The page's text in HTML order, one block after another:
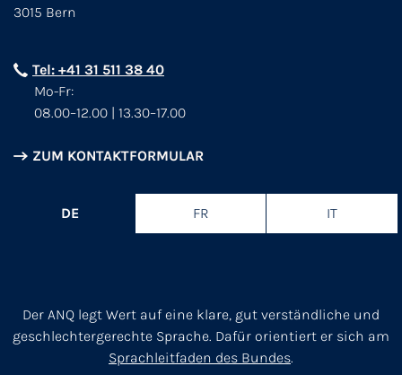
3015 Bern
Tel: +41 31 511 38 40
Mo-Fr:
08.00–12.00 | 13.30–17.00
ZUM KONTAKTFORMULAR
DE FR IT
Der ANQ legt Wert auf eine klare, gut verständliche und
geschlechtergerechte Sprache. Dafür orientiert er sich am
Sprachleitfaden des Bundes.